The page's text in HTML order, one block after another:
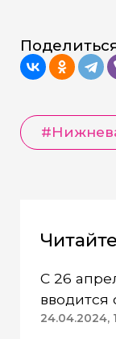
С 26
режим
24.04.2024,